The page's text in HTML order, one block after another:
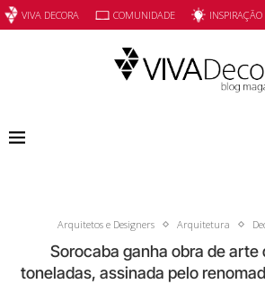
VIVA DECORA COMUNIDADE INSPIRAÇÃO
Arquitetos e Designers Arquitetura
Sorocaba ganha obra de arte
toneladas, assinada pelo